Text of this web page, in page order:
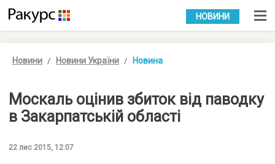
УКР РУС
НОВИНИ
Новини Новини України Новина
Москаль оцінив збиток від паводку
в Закарпатській області
22 лис 2015, 12:07